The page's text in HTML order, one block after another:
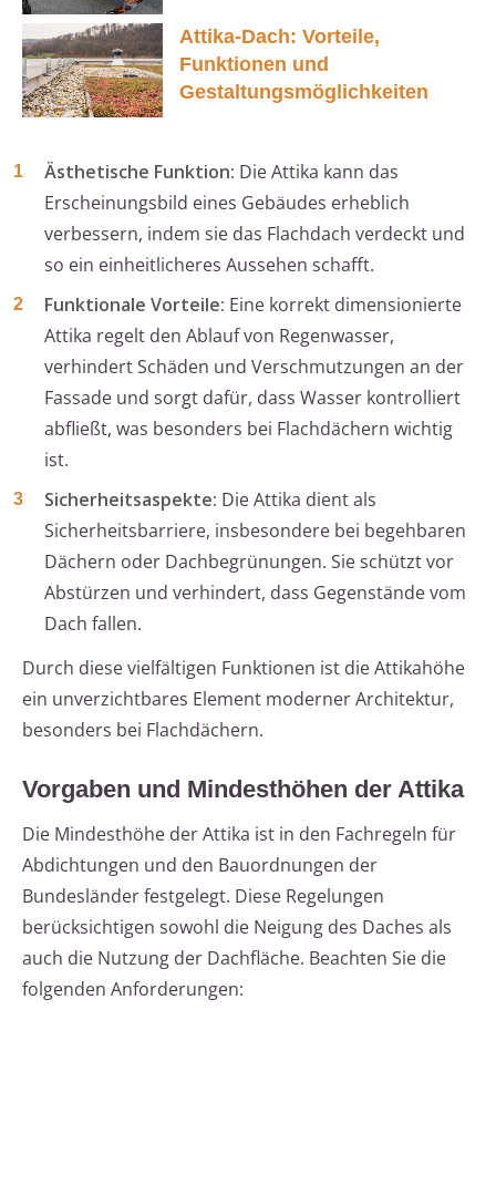
Attika-Dach: Vorteile,
Funktionen und
Gestaltungsmöglichkeiten
Ästhetische Funktion: Die Attika kann das
Erscheinungsbild eines Gebäudes erheblich
verbessern, indem sie das Flachdach verdeckt und
so ein einheitlicheres Aussehen schafft.
Funktionale Vorteile: Eine korrekt dimensionierte
Attika regelt den Ablauf von Regenwasser,
verhindert Schäden und Verschmutzungen an der
Fassade und sorgt dafür, dass Wasser kontrolliert
abfließt, was besonders bei Flachdächern wichtig
ist.
Sicherheitsaspekte: Die Attika dient als
Sicherheitsbarriere, insbesondere bei begehbaren
Dächern oder Dachbegrünungen. Sie schützt vor
Abstürzen und verhindert, dass Gegenstände vom
Dach fallen.
Durch diese vielfältigen Funktionen ist die Attikahöhe
ein unverzichtbares Element moderner Architektur,
besonders bei Flachdächern.
Vorgaben und Mindesthöhen der Attika
Die Mindesthöhe der Attika ist in den Fachregeln für
Abdichtungen und den Bauordnungen der
Bundesländer festgelegt. Diese Regelungen
berücksichtigen sowohl die Neigung des Daches als
auch die Nutzung der Dachfläche. Beachten Sie die
folgenden Anforderungen: